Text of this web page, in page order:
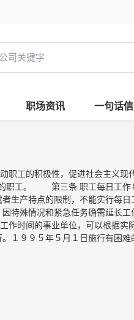
职场资讯 一句话
职工的积极性，促进社会主
的职工。 第三条 职工每日工
产特点的限制，不能实行每日
殊情况和紧急任务确需延长
时间的事业单位，可以根据
９９５年５月１日施行有困难